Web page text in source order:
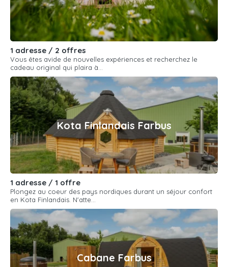
1 adresse / 2 offres
Vous êtes avide de nouvelles expériences et recherchez le
cadeau original qui plaira à...
Kota Finlandais Farbus
1 adresse / 1 offre
Plongez au coeur des pays nordiques durant un séjour confort
en Kota Finlandais. N'atte...
Cabane Farbus